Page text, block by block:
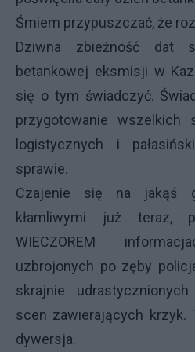
Śmiem przypuszczać, że
Dziwna zbieżność
betankowej eksmisji w
się o tym świadczyć.
przygotowanie wszelkich
logistycznych i
sprawie.
Czajenie się na jakąś
kłamliwymi już teraz,
WIECZOREM
uzbrojonych po zęby
skrajnie
scen zawierających krzyk.
dywersja.